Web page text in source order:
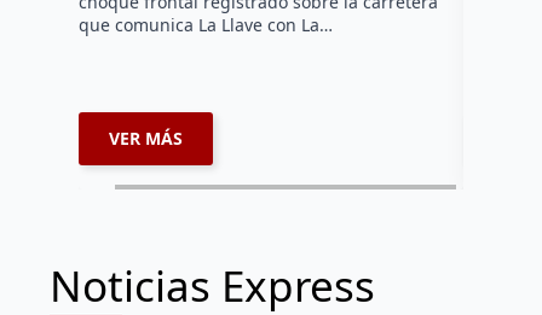
que comunica La Llave con La…
VER MÁS
Noticias Express